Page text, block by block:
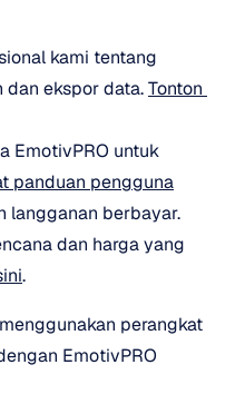
kami tentang
dan ekspor data. Tonton
EmotivPRO untuk
panduan pengguna
langganan berbayar.
dan harga yang
.
perangkat
EmotivPRO